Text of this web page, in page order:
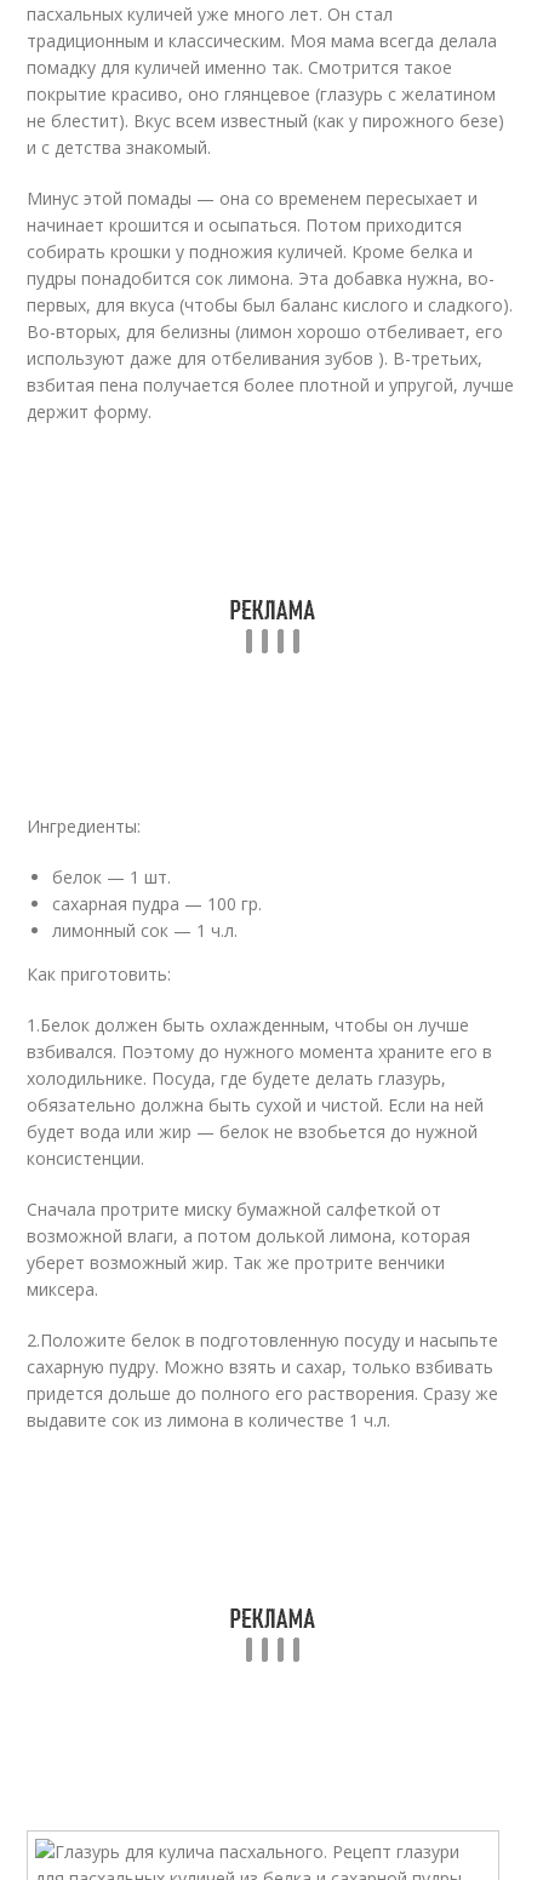
пасхальных куличей уже много лет. Он стал
традиционным и классическим. Моя мама всегда делала
помадку для куличей именно так. Смотрится такое
покрытие красиво, оно глянцевое (глазурь с желатином
не блестит). Вкус всем известный (как у пирожного безе)
и с детства знакомый.
Минус этой помады — она со временем пересыхает и
начинает крошится и осыпаться. Потом приходится
собирать крошки у подножия куличей. Кроме белка и
пудры понадобится сок лимона. Эта добавка нужна, во-
первых, для вкуса (чтобы был баланс кислого и сладкого).
Во-вторых, для белизны (лимон хорошо отбеливает, его
используют даже для отбеливания зубов ). В-третьих,
взбитая пена получается более плотной и упругой, лучше
держит форму.
Ингредиенты:
белок — 1 шт.
сахарная пудра — 100 гр.
лимонный сок — 1 ч.л.
Как приготовить:
1.Белок должен быть охлажденным, чтобы он лучше
взбивался. Поэтому до нужного момента храните его в
холодильнике. Посуда, где будете делать глазурь,
обязательно должна быть сухой и чистой. Если на ней
будет вода или жир — белок не взобьется до нужной
консистенции.
Сначала протрите миску бумажной салфеткой от
возможной влаги, а потом долькой лимона, которая
уберет возможный жир. Так же протрите венчики
миксера.
2.Положите белок в подготовленную посуду и насыпьте
сахарную пудру. Можно взять и сахар, только взбивать
придется дольше до полного его растворения. Сразу же
выдавите сок из лимона в количестве 1 ч.л.